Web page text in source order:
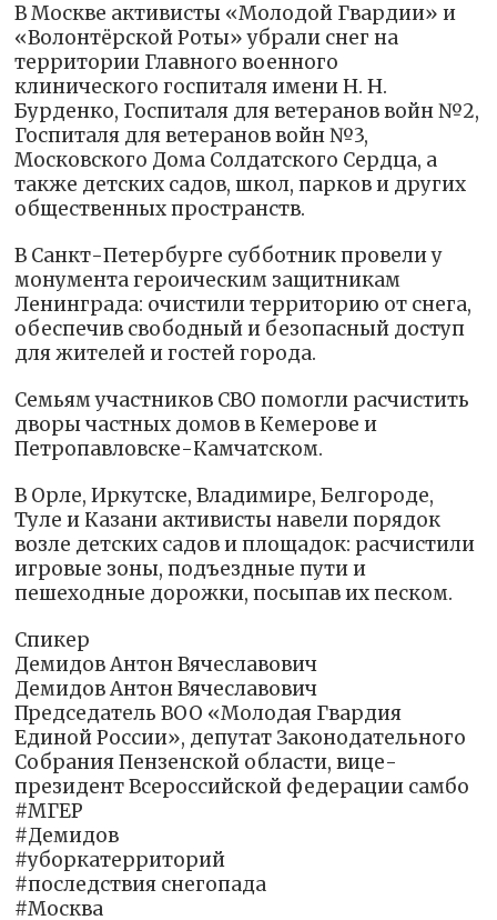
В Москве активисты «Молодой Гвардии» и
«Волонтёрской Роты» убрали снег на
территории Главного военного
клинического госпиталя имени Н. Н.
Бурденко, Госпиталя для ветеранов войн №2,
Госпиталя для ветеранов войн №3,
Московского Дома Солдатского Сердца, а
также детских садов, школ, парков и других
общественных пространств.
В Санкт-Петербурге субботник провели у
монумента героическим защитникам
Ленинграда: очистили территорию от снега,
обеспечив свободный и безопасный доступ
для жителей и гостей города.
Семьям участников СВО помогли расчистить
дворы частных домов в Кемерове и
Петропавловске-Камчатском.
В Орле, Иркутске, Владимире, Белгороде,
Туле и Казани активисты навели порядок
возле детских садов и площадок: расчистили
игровые зоны, подъездные пути и
пешеходные дорожки, посыпав их песком.
Спикер
Демидов Антон Вячеславович
Демидов Антон Вячеславович
Председатель ВОО «Молодая Гвардия
Единой России», депутат Законодательного
Собрания Пензенской области, вице-
президент Всероссийской федерации самбо
#‎МГЕР‬
#Демидов
#уборкатерриторий
#последствия снегопада
#Москва